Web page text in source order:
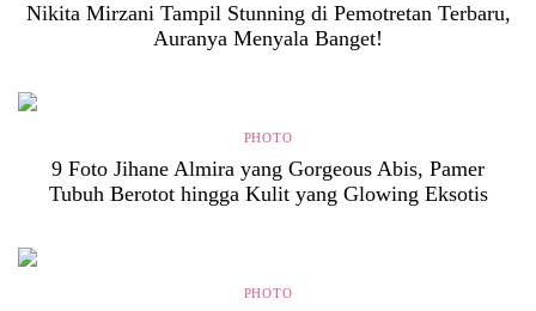
Nikita Mirzani Tampil Stunning di Pemotretan Terbaru,
Auranya Menyala Banget!
PHOTO
9 Foto Jihane Almira yang Gorgeous Abis, Pamer
Tubuh Berotot hingga Kulit yang Glowing Eksotis
PHOTO